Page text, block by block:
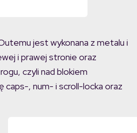
jest wykonana z metalu i
i prawej stronie oraz
czyli nad blokiem
caps-, num- i scroll-locka oraz